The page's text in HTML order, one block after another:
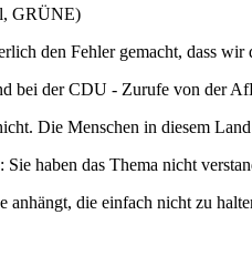
GRÜNE)
den Fehler gemacht, dass
bei der CDU - Zurufe von der
Die Menschen in diesem
haben das Thema nicht
anhängt, die einfach nicht zu